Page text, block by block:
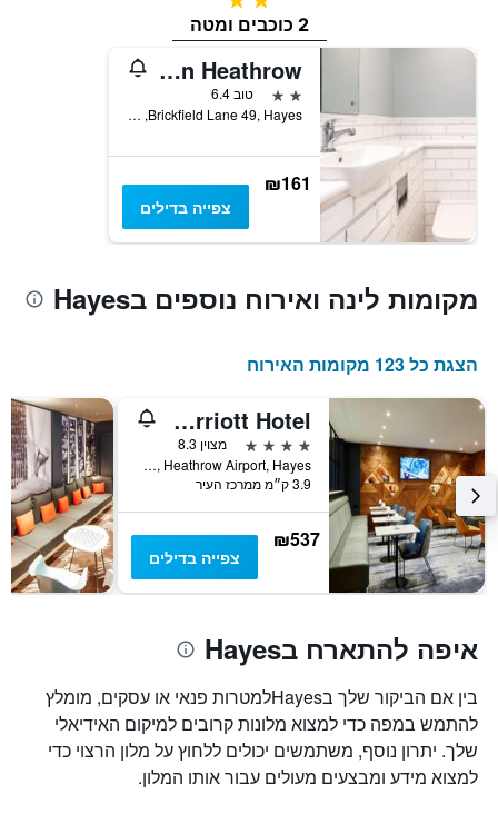
2 כוכבים ומטה
Citi Hotel London Heathrow
2 כוכבים
טוב 6.4
Brickfield Lane 49, Hayes, בריטניה
₪161
צפייה בדילים
מקומות לינה ואירוח נוספים בHayes
הצגת כל 123 מקומות האירוח
London Heathrow Marriott Hotel
4 כוכבים
מצוין 8.3
Bath Road, Heathrow Airport, Hayes, בריטניה
3.9 ק״מ ממרכז העיר
₪537
צפייה בדילים
איפה להתארח בHayes
בין אם הביקור שלך בHayesלמטרות פנאי או עסקים, מומלץ
להתמש במפה כדי למצוא מלונות קרובים למיקום האידיאלי
שלך. יתרון נוסף, משתמשים יכולים ללחוץ על מלון הרצוי כדי
למצוא מידע ומבצעים מעולים עבור אותו המלון.